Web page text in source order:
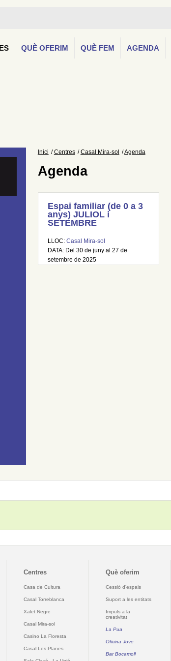
QUÈ OFERIM QUÈ FEM AGENDA
Inici Centres Casal Mira-sol Agenda
Agenda
Espai familiar (de 0 a 3
anys) JULIOL i
SETEMBRE
LLOC: Casal Mira-sol
DATA: Del 30 de juny al 27 de
setembre de 2025
Centres
Casa de Cultura
Casal Torreblanca
Xalet Negre
Casal Mira-sol
Casino La Floresta
Casal Les Planes
Què oferim
Cessió d'espais
Suport a les entitats
Impuls a la
creativitat
La Pua
Oficina Jove
Bar Bocamoll